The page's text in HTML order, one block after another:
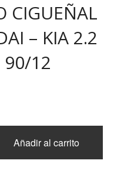
CIGUEÑAL
– KIA 2.2
90/12
Añadir al carrito